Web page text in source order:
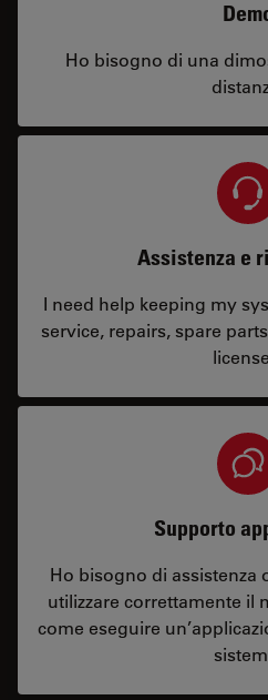
Ho bisogno di una
Assistenza e
I need help keeping my
service, repairs, spare
Supporto
Ho bisogno di assistenza
utilizzare correttamente il
come eseguire